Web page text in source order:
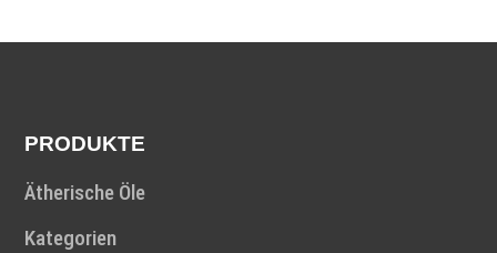
PRODUKTE
Ätherische Öle
Kategorien